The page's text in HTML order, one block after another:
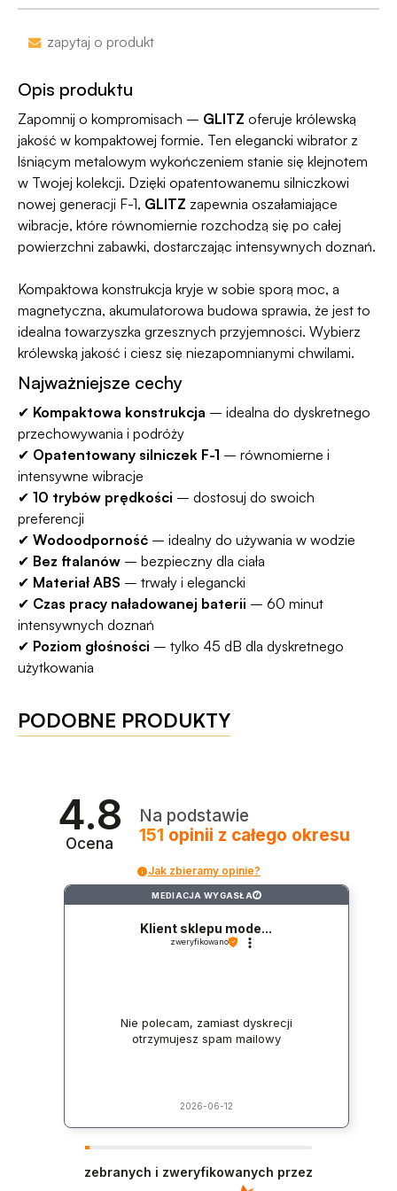
Dyskrecji — jeśli ją naruszymy, zwrócimy Ci
100 dni na zwrot. Sam proces jesy niezwykle
programu Wygodne Zwroty®
zapytaj o produkt
Opis produktu
Zapomnij o kompromisach – GLITZ oferuje królewską
jakość w kompaktowej formie. Ten elegancki wibrator z
lśniącym metalowym wykończeniem stanie się klejnotem
w Twojej kolekcji. Dzięki opatentowanemu silniczkowi
nowej generacji F-1, GLITZ zapewnia oszałamiające
wibracje, które równomiernie rozchodzą się po całej
powierzchni zabawki, dostarczając intensywnych doznań.
Kompaktowa konstrukcja kryje w sobie sporą moc, a
magnetyczna, akumulatorowa budowa sprawia, że jest to
idealna towarzyszka grzesznych przyjemności. Wybierz
królewską jakość i ciesz się niezapomnianymi chwilami.
Najważniejsze cechy
✔ Kompaktowa konstrukcja – idealna do dyskretnego
przechowywania i podróży
✔ Opatentowany silniczek F-1 – równomierne i
intensywne wibracje
✔ 10 trybów prędkości – dostosuj do swoich
preferencji
✔ Wodoodporność – idealny do używania w wodzie
✔ Bez ftalanów – bezpieczny dla ciała
✔ Materiał ABS – trwały i elegancki
✔ Czas pracy naładowanej baterii – 60 minut
intensywnych doznań
✔ Poziom głośności – tylko 45 dB dla dyskretnego
użytkowania
PODOBNE PRODUKTY
4.8
Ocena
Na podstawie
151 opinii z całego okresu
Jak zbieramy opinie?
MEDIACJA WYGASŁA ?
Klient sklepu mode...
zweryfikowano
Nie polecam, zamiast dyskrecji
otrzymujesz spam mailowy
2026-06-12
zebranych i zweryfikowanych przez